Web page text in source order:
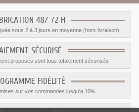
48/ 72 H
sous 2 à 3 jours en moyenne (hors livraison)
SÉCURISÉ
proposés sont tous totalement sécurisés
FIDÉLITÉ
sur vos commandes jusqu'a 10%